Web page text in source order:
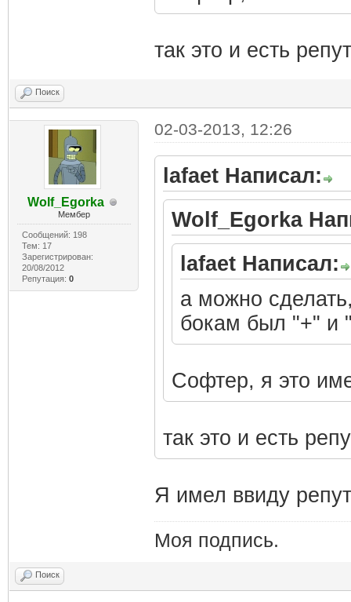
так это и есть
Поиск
Wolf_Egorka
Мембер
Сообщений: 198
Тем: 17
Зарегистрирован:
20/08/2012
Репутация: 0
02-03-2013, 12:26
lafaet Написал:
Wolf_Egorka
lafaet Написал:
а можно
бокам был "+" и
Софтер, я это
так это и есть
Я имел ввиду
Моя подпись.
Поиск